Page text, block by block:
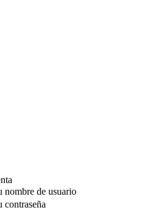
nombre de usuario
contraseña